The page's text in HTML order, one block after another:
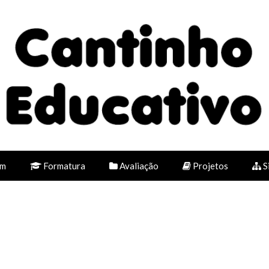
Formatura Avaliação Projetos